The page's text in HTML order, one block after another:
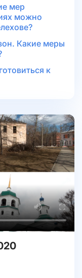
мер
можно
Какие меры
к